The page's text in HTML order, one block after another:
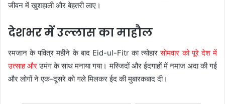
जीवन में खुशहाली और बेहतरी लाए।
देशभर में उल्लास का माहौल
रमजान के पवित्र महीने के बाद Eid-ul-Fitr का त्योहारसोमवार को पूरे देश में
उत्साह औरउमंग के साथ मनाया गया। मस्जिदों और ईदगाहों में नमाज अदा की गई
और लोगों ने एक-दूसरे को गले मिलकर ईद की मुबारकबाद दी।